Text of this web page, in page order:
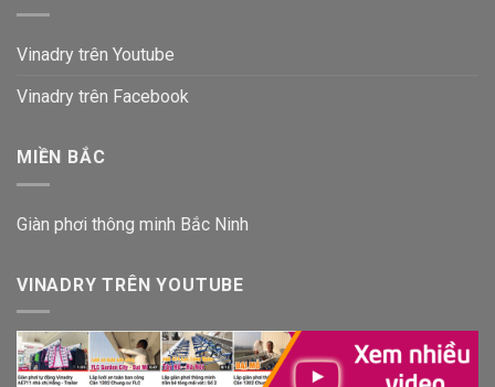
Vinadry trên Youtube
Vinadry trên Facebook
MIỀN BẮC
Giàn phơi thông minh Bắc Ninh
VINADRY TRÊN YOUTUBE